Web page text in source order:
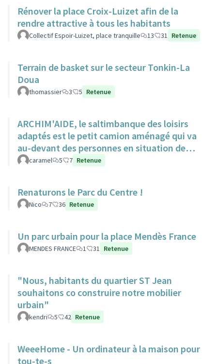
Rénover la place Croix-Luizet afin de la
rendre attractive à tous les habitants
Collectif Espoir-Luizet, place tranquille 13 31 Retenue
Terrain de basket sur le secteur Tonkin-La
Doua
thomassier 3 5 Retenue
ARCHIM'AIDE, le saltimbanque des loisirs
adaptés est le petit camion aménagé qui va
au-devant des personnes en situation de
handicap pour animations
caramel 5 7 Retenue
Renaturons le Parc du Centre !
Nico 7 36 Retenue
Un parc urbain pour la place Mendès France
MENDES FRANCE 1 31 Retenue
"Nous, habitants du quartier ST Jean
souhaitons co construire notre mobilier
urbain"
kendri 5 42 Retenue
WeeeHome - Un ordinateur à la maison pour
tou-te-s